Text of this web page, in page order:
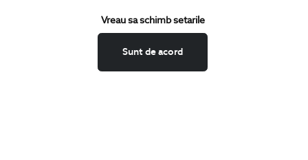
Sunt de acord
Vreau sa schimb setarile
Securitatea datelor